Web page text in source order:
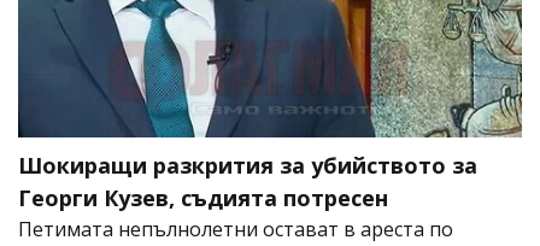
Шокиращи разкрития за убийството за
Георги Кузев, съдията потресен
Петимата непълнолетни остават в ареста по